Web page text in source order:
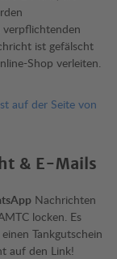
verpflichtenden
ist gefälscht
Shop verleiten.
auf der Seite von
& E-Mails
Nachrichten
locken. Es
Tankgutschein
auf den Link!